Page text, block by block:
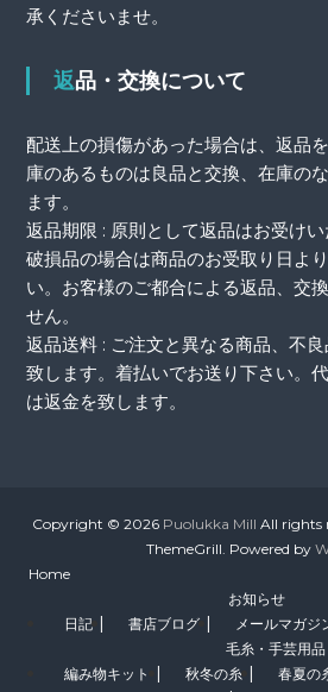
承くださいませ。
返品・交換について
配送上の損傷があった場合は、返品
庫のあるものは良品と交換、在庫の
ます。
返品期限 : 原則として返品はお受け
破損品の場合は商品のお受取り日よ
い。お客様のご都合による返品、交
せん。
返品送料 : ご注文と異なる商品、不
致します。着払いでお送り下さい。
は返金を致します。
Copyright © 2026 Puolukka Mill All rights
ThemeGrill. Powered by
Home
お知らせ
日記
書店ブログ メールマガジ
毛糸・手芸用品
編み物キット
秋冬の糸 春夏の